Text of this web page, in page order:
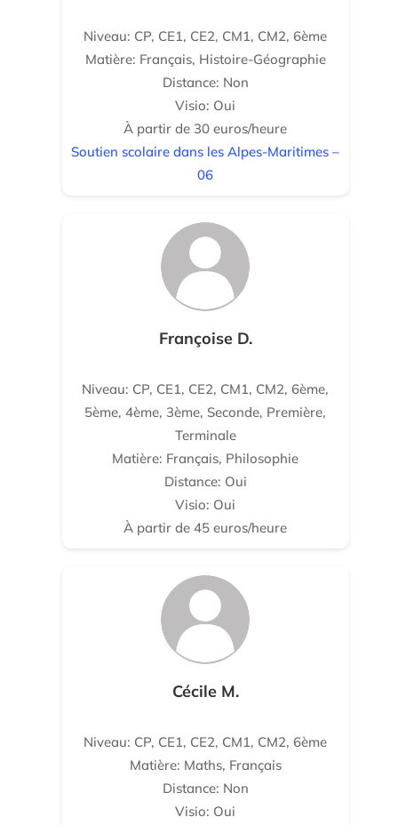
Niveau: CP, CE1, CE2, CM1, CM2, 6ème
Matière: Français, Histoire-Géographie
Distance: Non
Visio: Oui
À partir de 30 euros/heure
Soutien scolaire dans les Alpes-Maritimes –
06
Françoise D.
Niveau: CP, CE1, CE2, CM1, CM2, 6ème,
5ème, 4ème, 3ème, Seconde, Première,
Terminale
Matière: Français, Philosophie
Distance: Oui
Visio: Oui
À partir de 45 euros/heure
Cécile M.
Niveau: CP, CE1, CE2, CM1, CM2, 6ème
Matière: Maths, Français
Distance: Non
Visio: Oui